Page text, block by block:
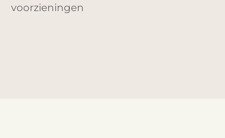
voorzieningen